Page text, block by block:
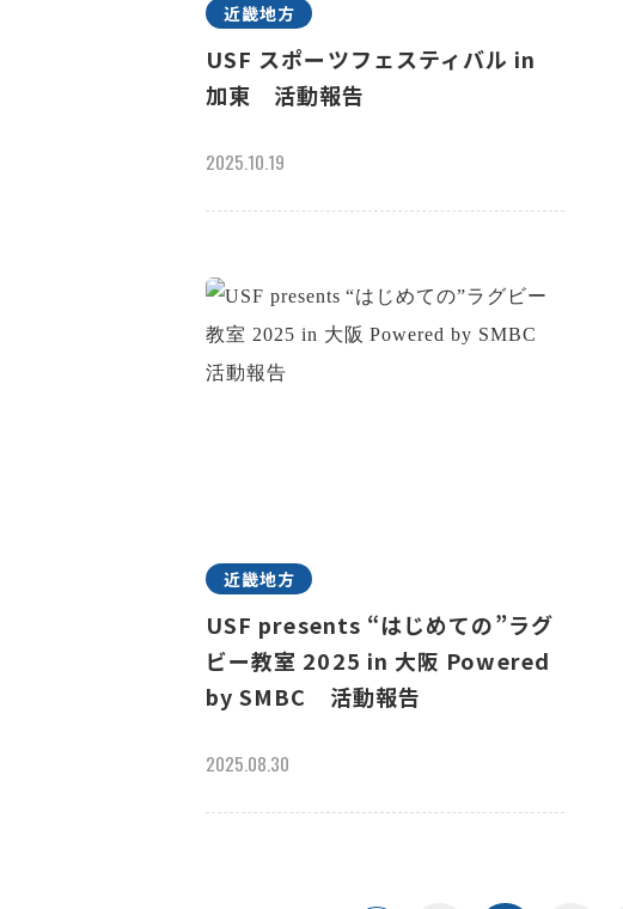
近畿地方
USF スポーツフェスティバル in
加東 活動報告
2025.10.19
近畿地方
USF presents “はじめての”ラグ
ビー教室 2025 in 大阪 Powered
by SMBC 活動報告
2025.08.30